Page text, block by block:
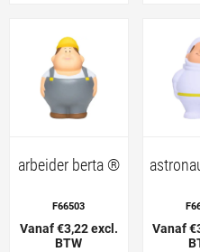
arbeider berta ®
F66503
Vanaf €3,22 excl.
BTW
Vanaf